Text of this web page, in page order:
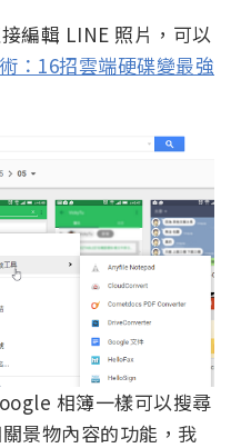
編輯 LINE 照片，可以
：16招雲端硬碟變最強
相簿一樣可以搜尋
景物內容的功能，我